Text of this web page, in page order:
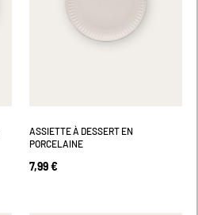
ASSIETTE À DESSERT EN
PORCELAINE
7,99 €